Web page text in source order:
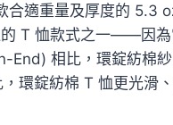
適重量及厚度的 5.3
T 恤款式之一——因為
End) 相比，環錠紡棉
環錠紡棉 T 恤更光滑